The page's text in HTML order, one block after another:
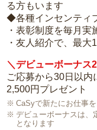
る方もいます
◆各種インセンティ
・表彰制度を毎月実
・友人紹介で、最
＼デビューボーナス
ご応募から30日以内
2,500円プレゼント
CaSyで新たにお仕事
デビューボーナスは、
となります